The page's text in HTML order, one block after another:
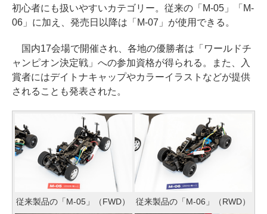
初心者にも扱いやすいカテゴリー。従来の「M-05」「M-
06」に加え、発売日以降は「M-07」が使用できる。
国内17会場で開催され、各地の優勝者は「ワールドチ
ャンピオン決定戦」への参加資格が得られる。また、入
賞者にはデイトナキャップやカラーイラストなどが提供
されることも発表された。
従来製品の「M-05」（FWD） 従来製品の「M-06」（RWD）